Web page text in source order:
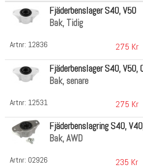
Artnr: 12836
Fjäderbenslager S40, V50
Bak, Tidig
275 Kr
Artnr: 12531
Fjäderbenslager S40, V50,
Bak, senare
275 Kr
Artnr: 02926
Fjäderbenslagring S40,
Bak, AWD
235 Kr